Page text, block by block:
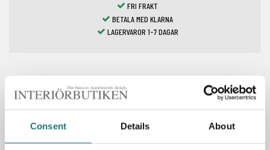
Consent Details About
FRI FRAKT
BETALA MED KLARNA
LAGERVAROR 1-7 DAGAR
Spara som favorit